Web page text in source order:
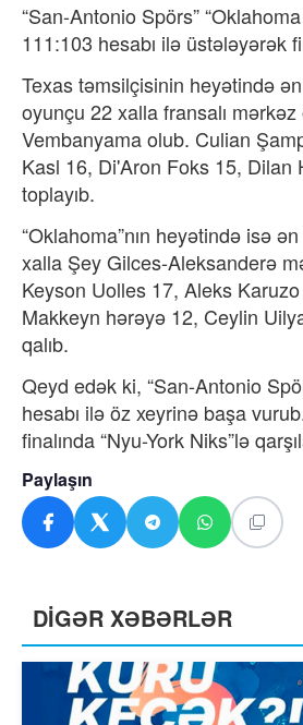
“San-Antonio Spörs”
111:103 hesabı ilə üstələyərək
Texas təmsilçisinin heyətində
oyunçu 22 xalla fransalı
Vembanyama olub. Culian
Kasl 16, Di'Aron Foks 15, Dilan
toplayıb.
“Oklahoma”nın heyətində isə
xalla Şey Gilces-Aleksanderə
Keyson Uolles 17, Aleks
Makkeyn hərəyə 12, Ceylin
qalıb.
Qeyd edək ki, “San-Antonio
hesabı ilə öz xeyrinə başa
finalında “Nyu-York Niks”lə
Paylaşın
DİGƏR XƏBƏRLƏR